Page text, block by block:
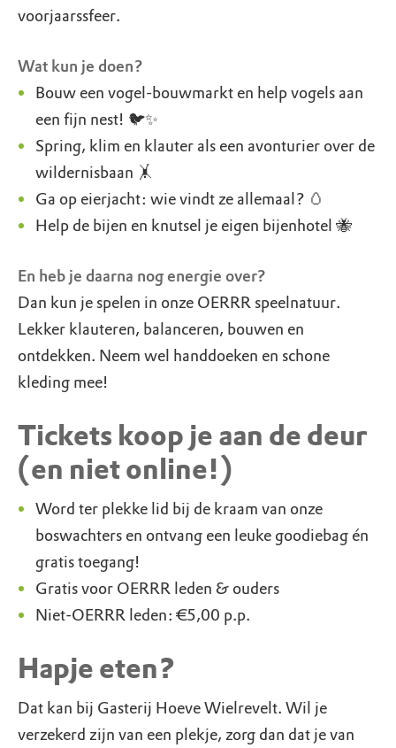
voorjaarssfeer.
Wat kun je doen?
Bouw een vogel-bouwmarkt en help vogels aan
een fijn nest! 🐦✨
Spring, klim en klauter als een avonturier over de
wildernisbaan 🤸
Ga op eierjacht: wie vindt ze allemaal? 🥚
Help de bijen en knutsel je eigen bijenhotel 🐝
En heb je daarna nog energie over?
Dan kun je spelen in onze OERRR speelnatuur.
Lekker klauteren, balanceren, bouwen en
ontdekken. Neem wel handdoeken en schone
kleding mee!
Tickets koop je aan de deur
(en niet online!)
Word ter plekke lid bij de kraam van onze
boswachters en ontvang een leuke goodiebag én
gratis toegang!
Gratis voor OERRR leden & ouders
Niet-OERRR leden: €5,00 p.p.
Hapje eten?
Dat kan bij Gasterij Hoeve Wielrevelt. Wil je
verzekerd zijn van een plekje, zorg dan dat je van